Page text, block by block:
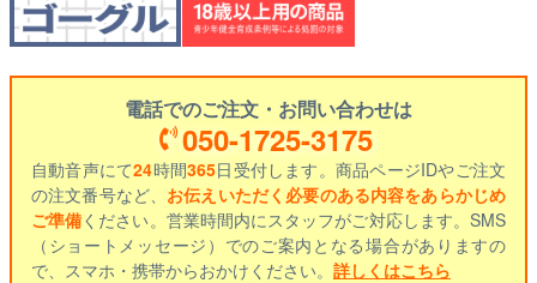
電話でのご注文・お問い合わせは
050-1725-3175
自動音声にて24時間365日受付します。商品ページIDやご注文
の注文番号など、 お伝えいただく必要のある内容をあらかじめ
ご準備ください。営業時間内にスタッフがご対応します。SMS
（ショートメッセージ）でのご案内となる場合がありますの
で、スマホ・携帯からおかけください。 詳しくはこちら